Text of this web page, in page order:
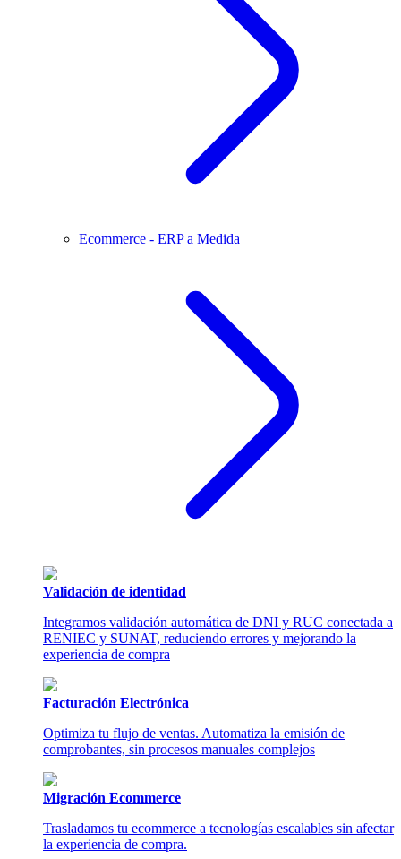
Ecommerce - ERP a Medida
Validación de identidad
Integramos validación automática de DNI y RUC conectada a
RENIEC y SUNAT, reduciendo errores y mejorando la
experiencia de compra
Facturación Electrónica
Optimiza tu flujo de ventas. Automatiza la emisión de
comprobantes, sin procesos manuales complejos
Migración Ecommerce
Trasladamos tu ecommerce a tecnologías escalables sin afectar
la experiencia de compra.